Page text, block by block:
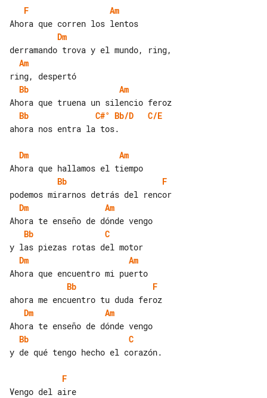
F
Am
Dm
Am
Bb
Am
Bb
C#° Bb/D
C/E
ahora nos entra la tos.
Dm
Am
Bb
F
Dm
Am
Bb
C
Dm
Am
Bb
F
Dm
Am
Bb
C
y de qué tengo hecho el corazón.
F